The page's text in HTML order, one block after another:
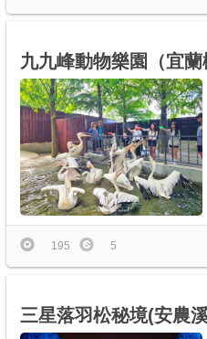
九九峰動物樂園（宜蘭
195 5
三星落羽松秘境(安農